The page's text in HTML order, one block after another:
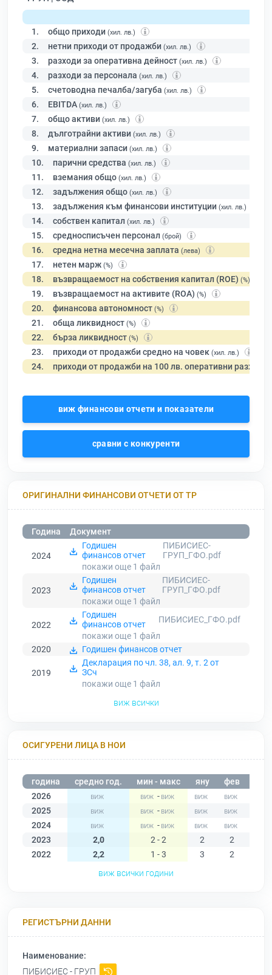
1. общо приходи (хил. лв.)
2. нетни приходи от продажби (хил. лв.)
3. разходи за оперативна дейност (хил. лв.)
4. разходи за персонала (хил. лв.)
5. счетоводна печалба/загуба (хил. лв.)
6. EBITDA (хил. лв.)
7. общо активи (хил. лв.)
8. дълготрайни активи (хил. лв.)
9. материални запаси (хил. лв.)
10. парични средства (хил. лв.)
11. вземания общо (хил. лв.)
12. задължения общо (хил. лв.)
13. задължения към финансови институции (хил. лв.)
14. собствен капитал (хил. лв.)
15. средносписъчен персонал (брой)
16. средна нетна месечна заплата (лева)
17. нетен марж (%)
18. възвращаемост на собствения капитал (ROE) (%)
19. възвращаемост на активите (ROA) (%)
20. финансова автономност (%)
21. обща ликвидност (%)
22. бърза ликвидност (%)
23. приходи от продажби средно на човек (хил. лв.)
24. приходи от продажби на 100 лв. оперативни разходи
виж финансови отчети и показатели
сравни с конкуренти
ОРИГИНАЛНИ ФИНАНСОВИ ОТЧЕТИ ОТ ТР
Година Документ
2024
Годишен
финансов отчет
ПИБИСИЕС-
ГРУП_ГФО.pdf
покажи още 1 файл
2023
Годишен
финансов отчет
ПИБИСИЕС-
ГРУП_ГФО.pdf
покажи още 1 файл
2022
Годишен
финансов отчет
ПИБИСИЕС_ГФО.pdf
покажи още 1 файл
2020
Годишен финансов отчет
2019
Декларация по чл. 38, ал. 9, т. 2 от
ЗСч
покажи още 1 файл
виж всички
ОСИГУРЕНИ ЛИЦА В НОИ
година средно год. мин - макс яну фев
2026
-
2025
-
2024
-
2023
2,0 2 - 2 2 2
2022
2,2 1 - 3 3 2
виж всички години
РЕГИСТЪРНИ ДАННИ
Наименование:
ПИБИСИЕС - ГРУП